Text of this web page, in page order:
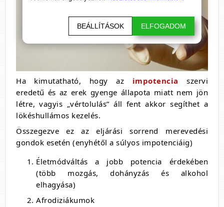
Ha kimutatható, hogy az impotencia szervi
eredetű és az erek gyenge állapota miatt nem jön
létre, vagyis „vértolulás” áll fent akkor segíthet a
lökéshullámos kezelés.
Összegezve ez az eljárási sorrend merevedési
gondok esetén (enyhétől a súlyos impotenciáig)
Életmódváltás a jobb potencia érdekében
(több mozgás, dohányzás és alkohol
elhagyása)
Afrodiziákumok
BEÁLLÍTÁSOK ELFOGADOM